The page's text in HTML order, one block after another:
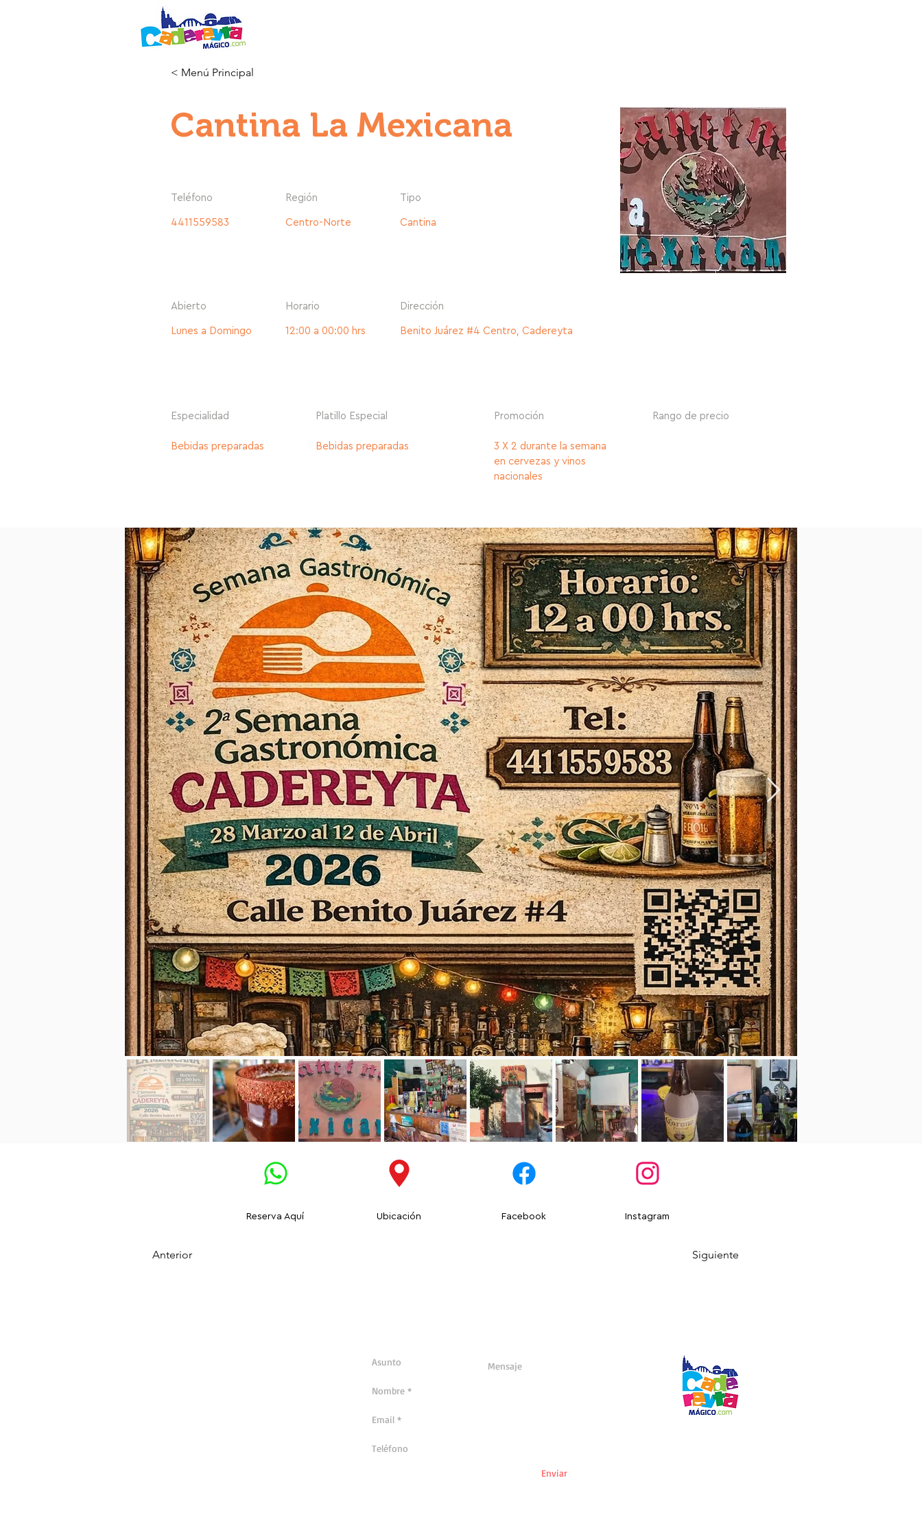
< Menú Principal
Cantina La Mexicana
Teléfono
4411559583
Región
Centro-Norte
Tipo
Cantina
Abierto
Lunes a Domingo
Horario
12:00 a 00:00 hrs
Dirección
Benito Juárez #4 Centro, Cadereyta
Especialidad
Bebidas preparadas
Platillo Especial
Bebidas preparadas
Promoción
3 X 2 durante la semana
en cervezas y vinos
nacionales
Rango de precio
Reserva Aquí Ubicación Facebook Instagram
Anterior Siguiente
Enviar